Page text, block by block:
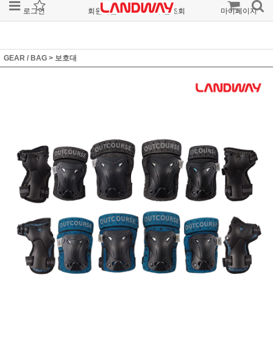
로그인 회원가입 주문조회 마이페이지
GEAR / BAG > 보호대